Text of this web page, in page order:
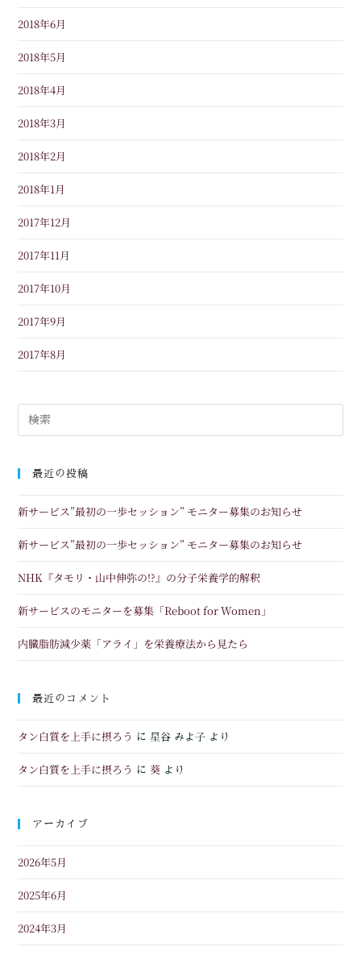
2018年6月
2018年5月
2018年4月
2018年3月
2018年2月
2018年1月
2017年12月
2017年11月
2017年10月
2017年9月
2017年8月
最近の投稿
新サービス”最初の一歩セッション” モニター募集のお知らせ
新サービス”最初の一歩セッション” モニター募集のお知らせ
NHK『タモリ・山中伸弥の!?』の分子栄養学的解釈
新サービスのモニターを募集「Reboot for Women」
内臓脂肪減少薬「アライ」を栄養療法から見たら
最近のコメント
タン白質を上手に摂ろう に 星谷 みよ子 より
タン白質を上手に摂ろう に葵 より
アーカイブ
2026年5月
2025年6月
2024年3月